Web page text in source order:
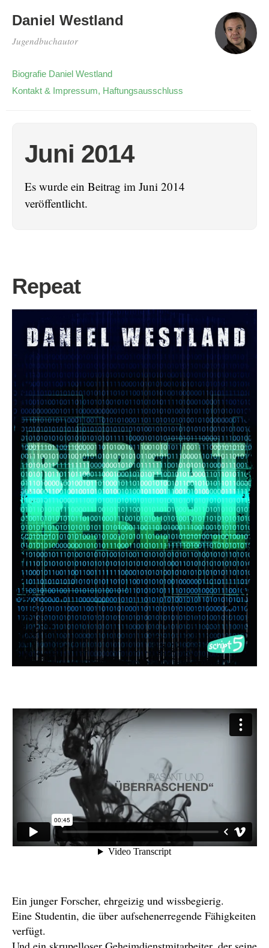
Daniel Westland
Jugendbuchautor
Biografie Daniel Westland
Kontakt & Impressum, Haftungsausschluss
Juni 2014
Es wurde ein Beitrag im Juni 2014
veröffentlicht.
Repeat
Ein junger Forscher, ehrgeizig und wissbegierig.
Eine Studentin, die über aufsehenerregende Fähigkeiten
verfügt.